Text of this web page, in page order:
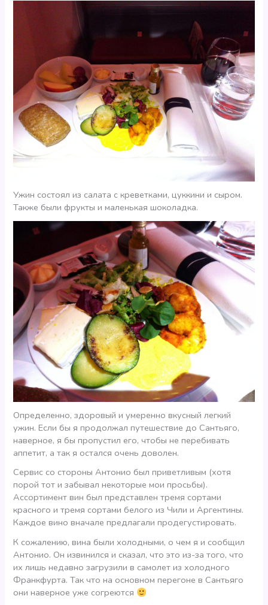
Ужин состоял из салата с креветками, цуккини и сыром.
Также были фрукты и маленькая шоколадка.
Определенно, здоровый и умеренно вкусный легкий
ужин. Если бы я продолжал путешествие до Сантьяго,
наверное, я бы пропустил его, чтобы не перебивать
аппетит, а так я остался очень доволен.
Сервис со стороны Антонио был приветливым (хотя
порой тот и забывал некоторые мои просьбы).
Ассортимент вин был представлен тремя сортами
красного и тремя сортами белого из Чили и Аргентины.
Каждое вино вначале предлагали продегустировать.
К сожалению, вина были холодными, о чем я и сообщил
Антонио. Он извинился и сказал, что это из-за того, что
их лишь недавно загрузили в самолет из холодного
Франкфурта. Так что на основном перегоне в Сантьяго
они наверное уже согреются